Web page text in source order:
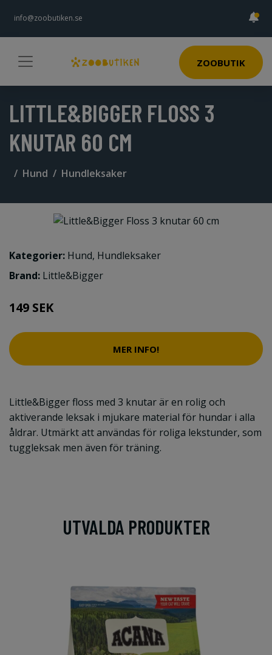
info@zoobutiken.se
ZOOBUTIK
LITTLE&BIGGER FLOSS 3
KNUTAR 60 CM
Hund Hundleksaker
Kategorier: Hund, Hundleksaker
Brand: Little&Bigger
149 SEK
MER INFO!
Little&Bigger floss med 3 knutar är en rolig och
aktiverande leksak i mjukare material för hundar i alla
åldrar. Utmärkt att användas för roliga lekstunder, som
tuggleksak men även för träning.
UTVALDA PRODUKTER